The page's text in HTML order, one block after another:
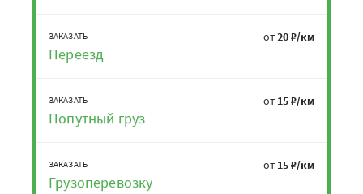
ЗАКАЗАТЬ
Переезд
от20 ₽/км
ЗАКАЗАТЬ
Попутный груз
от 15 ₽/км
ЗАКАЗАТЬ
Грузоперевозку
от 15 ₽/км